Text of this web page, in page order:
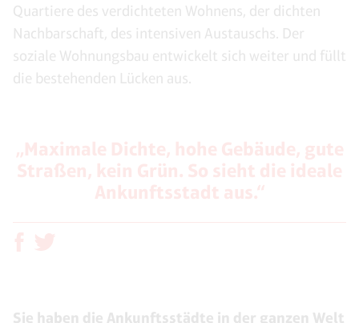
Quartiere des verdichteten Wohnens, der dichten
Nachbarschaft, des intensiven Austauschs. Der
soziale Wohnungsbau entwickelt sich weiter und füllt
die bestehenden Lücken aus.
Sie haben die Ankunftsstädte in der ganzen Welt